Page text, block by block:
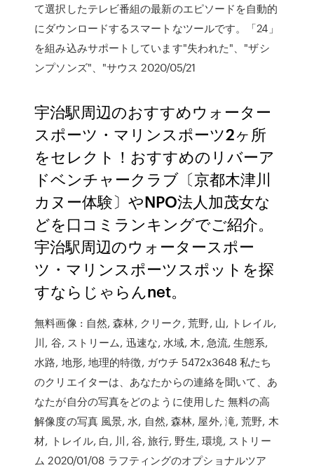
て選択したテレビ番組の最新のエピソードを自動的
にダウンロードするスマートなツールです。「24」
を組み込みサポートしています"失われた"、"ザシ
ンプソンズ"、"サウス 2020/05/21
宇治駅周辺のおすすめウォーター
スポーツ・マリンスポーツ2ヶ所
をセレクト！おすすめのリバーア
ドベンチャークラブ〔京都木津川
カヌー体験〕やNPO法人加茂女な
どを口コミランキングでご紹介。
宇治駅周辺のウォータースポー
ツ・マリンスポーツスポットを探
すならじゃらんnet。
無料画像 : 自然, 森林, クリーク, 荒野, 山, トレイル,
川, 谷, ストリーム, 迅速な, 水域, 木, 急流, 生態系,
水路, 地形, 地理的特徴, ガウチ 5472x3648 私たち
のクリエイターは、あなたからの連絡を聞いて、あ
なたが自分の写真をどのように使用した 無料の高
解像度の写真 風景, 水, 自然, 森林, 屋外, 滝, 荒野, 木
材, トレイル, 白, 川, 谷, 旅行, 野生, 環境, ストリー
ム 2020/01/08 ラフティングのオプショナルツア